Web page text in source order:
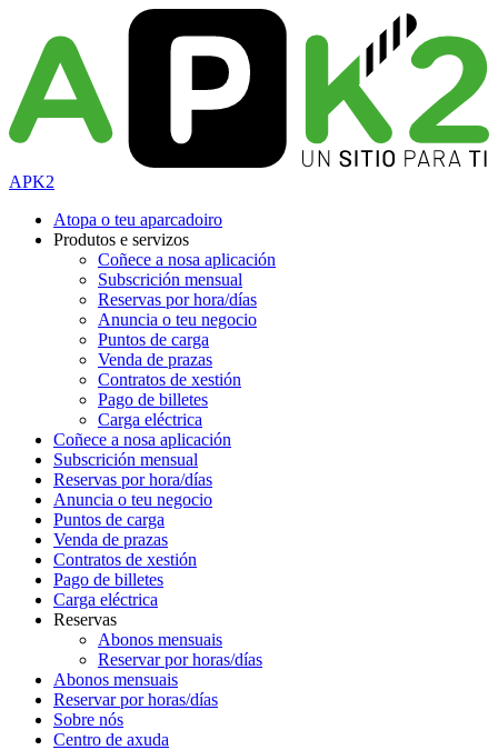
APK2
Atopa o teu aparcadoiro
Produtos e servizos
Coñece a nosa aplicación
Subscrición mensual
Reservas por hora/días
Anuncia o teu negocio
Puntos de carga
Venda de prazas
Contratos de xestión
Pago de billetes
Carga eléctrica
Coñece a nosa aplicación
Subscrición mensual
Reservas por hora/días
Anuncia o teu negocio
Puntos de carga
Venda de prazas
Contratos de xestión
Pago de billetes
Carga eléctrica
Reservas
Abonos mensuais
Reservar por horas/días
Abonos mensuais
Reservar por horas/días
Sobre nós
Centro de axuda